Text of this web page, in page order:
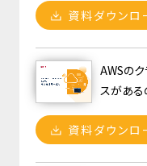
資料ダウンロ
AWSの
スがある
資料ダウンロ